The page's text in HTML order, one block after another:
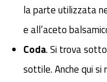
la parte utilizzata
e all’aceto
Coda. Si trova
sottile. Anche qui si